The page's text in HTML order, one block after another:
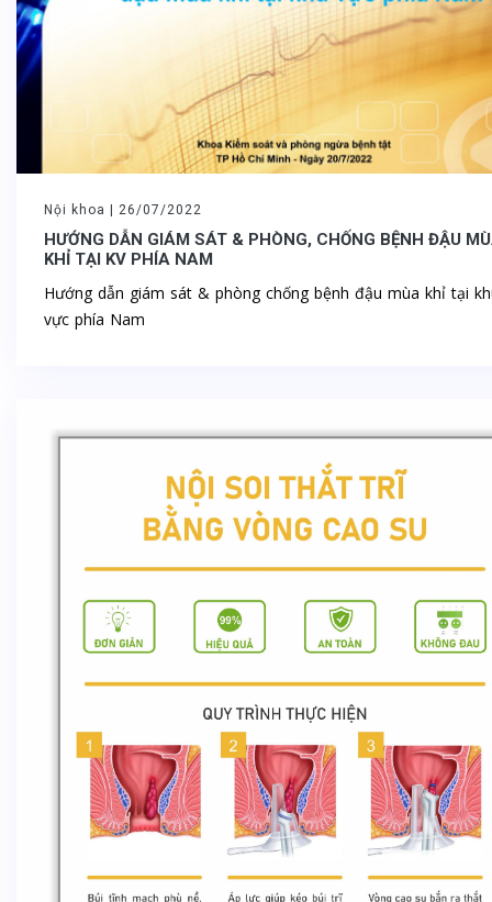
Nội khoa | 26/07/2022
HƯỚNG DẪN GIÁM SÁT & PHÒNG, CHỐNG BỆNH ĐẬU
KHỈ TẠI KV PHÍA NAM
Hướng dẫn giám sát & phòng chống bệnh đậu mùa khỉ tại
vực phía Nam